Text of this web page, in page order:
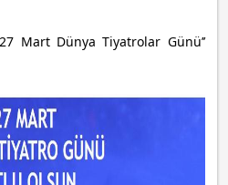
Mart Dünya Tiyatrolar Günü’’